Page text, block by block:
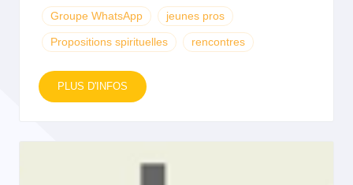
Groupe WhatsApp jeunes pros
Propositions spirituelles rencontres
PLUS D'INFOS